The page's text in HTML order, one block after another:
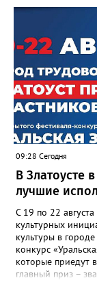
отметили и
несвоевременно
“перемерзания”
многоквартирного
— сообщила
Настенко. В
оперативно
потребителей.
09:28 Сегодня
В Златоусте
лучшие
С 19 по 22
культурных
культуры в
конкурс
которые приедут
главный приз –